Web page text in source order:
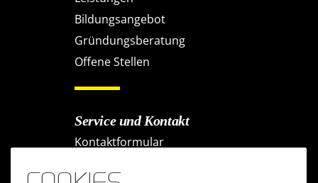
Bildungsangebot
Gründungsberatung
Offene Stellen
Service und Kontakt
Kontaktformular